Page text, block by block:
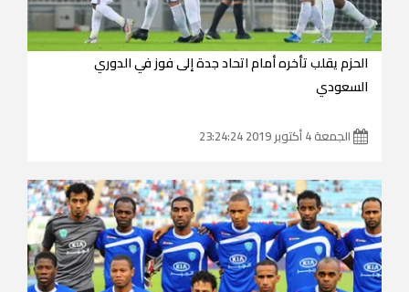
الحزم يقلب تأخره أمام اتحاد جدة إلى فوز في الدوري
السعودي
الجمعة 4 أكتوبر 2019 23:24:24